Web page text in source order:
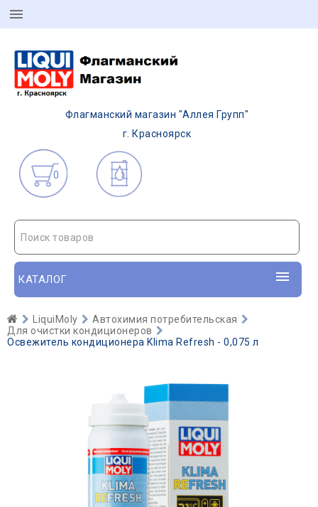
Флагманский магазин "Аллея Групп"
г. Красноярск
0
Поиск товаров
КАТАЛОГ
LiquiMoly
Автохимия потребительская
Для очистки кондиционеров
Освежитель кондиционера Klima Refresh - 0,075 л